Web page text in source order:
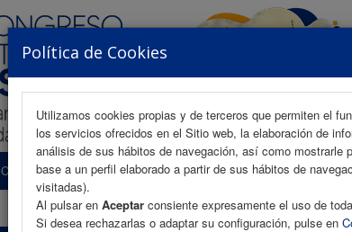
Política de Cookies
Utilizamos cookies propias y de terceros que permiten el
los servicios ofrecidos en el Sitio web, la elaboración de
análisis de sus hábitos de navegación, así como mostrarle
base a un perfil elaborado a partir de sus hábitos de
visitadas).
Al pulsar en Aceptar consiente expresamente el uso de
Si desea rechazarlas o adaptar su configuración, pulse en
COMITÉS AREA CIENTÍFICA INSCRIPCIÓN